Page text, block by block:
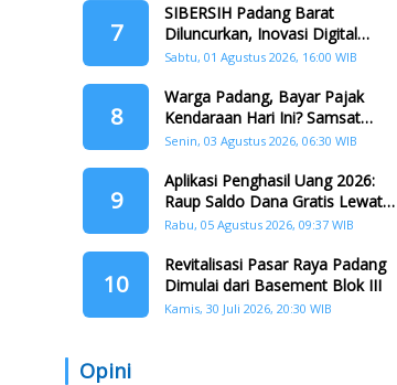
7
SIBERSIH Padang Barat
Diluncurkan, Inovasi Digital
Perkuat Kolaborasi Warga dan
Sabtu, 01 Agustus 2026, 16:00 WIB
8
Warga Padang, Bayar Pajak
Kendaraan Hari Ini? Samsat
Keliling Hadir di Padang Barat dan
Senin, 03 Agustus 2026, 06:30 WIB
9
Aplikasi Penghasil Uang 2026:
Raup Saldo Dana Gratis Lewat
Nonton Drama, Ini Caranya!
Rabu, 05 Agustus 2026, 09:37 WIB
10
Revitalisasi Pasar Raya Padang
Dimulai dari Basement Blok III
Kamis, 30 Juli 2026, 20:30 WIB
Opini